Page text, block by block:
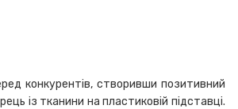
конкурентів, створивши позитивний
із тканини на пластиковій підставці.